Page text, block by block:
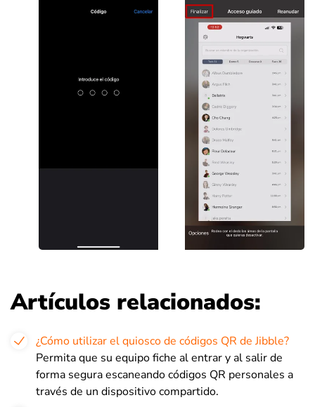
Artículos relacionados:
¿Cómo utilizar el quiosco de códigos QR de Jibble?
Permita que su equipo fiche al entrar y al salir de
forma segura escaneando códigos QR personales a
través de un dispositivo compartido.